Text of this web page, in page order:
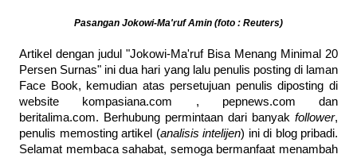
Pasangan Jokowi-Ma'ruf Amin (foto : Reuters)
Artikel dengan judul "Jokowi-Ma'ruf Bisa Menang Minimal 20
Persen Surnas" ini dua hari yang lalu penulis posting di laman
Face Book, kemudian atas persetujuan penulis diposting di
website kompasiana.com , pepnews.com dan
beritalima.com. Berhubung permintaan dari banyak follower,
penulis memosting artikel (analisis intelijen) ini di blog pribadi.
Selamat membaca sahabat, semoga bermanfaat menambah